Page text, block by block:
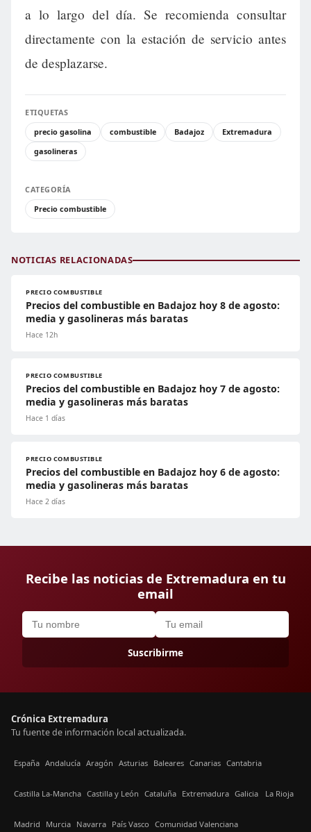
a lo largo del día. Se recomienda consultar
directamente con la estación de servicio antes
de desplazarse.
ETIQUETAS
precio gasolina
combustible Badajoz
Extremadura
gasolineras
CATEGORÍA
Precio combustible
NOTICIAS RELACIONADAS
PRECIO COMBUSTIBLE
Precios del combustible en Badajoz hoy 8 de agosto:
media y gasolineras más baratas
Hace 12h
PRECIO COMBUSTIBLE
Precios del combustible en Badajoz hoy 7 de agosto:
media y gasolineras más baratas
Hace 1 días
PRECIO COMBUSTIBLE
Precios del combustible en Badajoz hoy 6 de agosto:
media y gasolineras más baratas
Hace 2 días
Recibe las noticias de Extremadura en tu
email
Suscribirme
Crónica Extremadura
Tu fuente de información local actualizada.
España Andalucía Aragón Asturias Baleares Canarias Cantabria
Castilla La-Mancha Castilla y León Cataluña Extremadura Galicia La Rioja
Madrid Murcia Navarra País Vasco Comunidad Valenciana